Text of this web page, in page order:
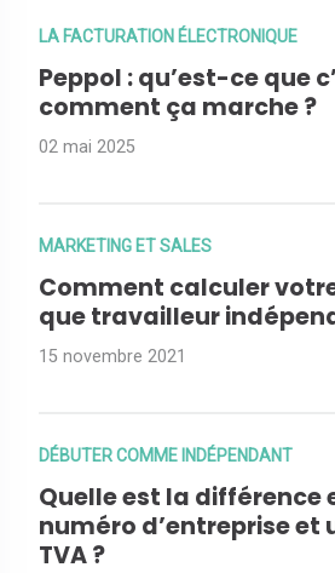
LA FACTURATION ÉLECTRONIQUE
Peppol : qu’est-ce que
comment ça marche ?
02 mai 2025
MARKETING ET SALES
Comment calculer
que travailleur
15 novembre 2021
DÉBUTER COMME INDÉPENDANT
Quelle est la différence
numéro d’entreprise et
TVA ?